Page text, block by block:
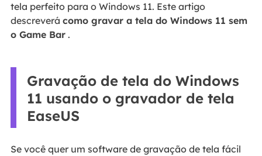
tela perfeito para o Windows 11. Este artigo
descreverá como gravar a tela do Windows 11 sem
o Game Bar.
Gravação de tela do Windows
11 usando o gravador de tela
EaseUS
Se você quer um software de gravação de tela fácil